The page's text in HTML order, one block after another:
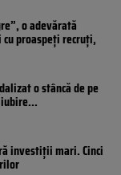
o adevărată
proaspeți recruți,
o stâncă de pe
investiții mari. Cinci